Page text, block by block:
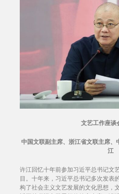
文艺工作座谈
中国文联副主席、浙江省文联主席、
江
许江回忆十年前参加习近平总书记文
目。十年来，习近平总书记多次发表
构了社会主义文艺发展的文化思想，